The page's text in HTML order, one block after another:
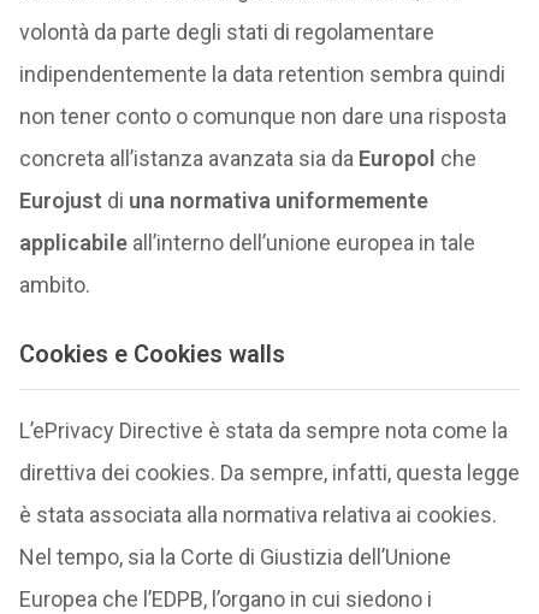
volontà da parte degli stati di regolamentare
indipendentemente la data retention sembra quindi
non tener conto o comunque non dare una risposta
concreta all’istanza avanzata sia da Europol che
Eurojust di una normativa uniformemente
applicabileall’interno dell’unione europea in tale
ambito.
Cookies e Cookies walls
L’ePrivacy Directive è stata da sempre nota come la
direttiva dei cookies. Da sempre, infatti, questa legge
è stata associata alla normativa relativa ai cookies.
Nel tempo, sia la Corte di Giustizia dell’Unione
Europea che l’EDPB, l’organo in cui siedono i